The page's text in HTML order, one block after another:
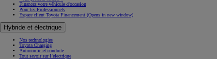
Financez votre véhicule d'occasion
Pour les Professionnels
Espace client Toyota Financement (Opens in new window)
Hybride et électrique
Nos technologies
Toyota Charging
Autonomie et conduite
Tout savoir sur l’électrique